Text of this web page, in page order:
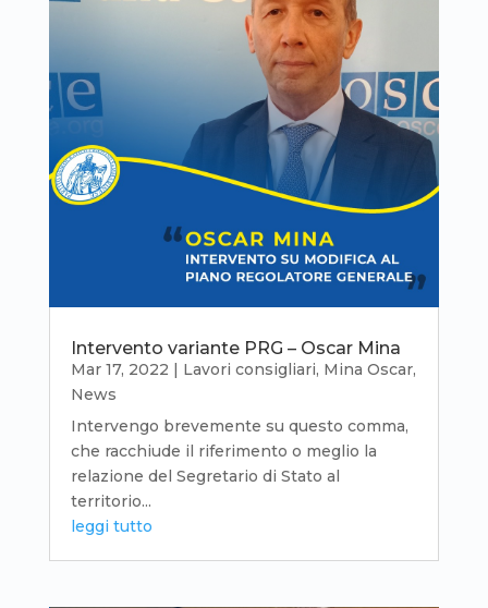
Intervento variante PRG – Oscar Mina
Mar 17, 2022 Lavori consigliari, Mina Oscar,
News
Intervengo brevemente su questo comma,
che racchiude il riferimento o meglio la
relazione del Segretario di Stato al
territorio...
leggi tutto